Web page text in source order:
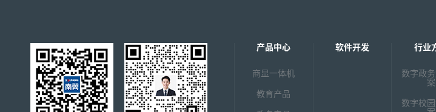
产品中心
商显一体机
教育产品
软件开发 行业
数字政
案
数字校